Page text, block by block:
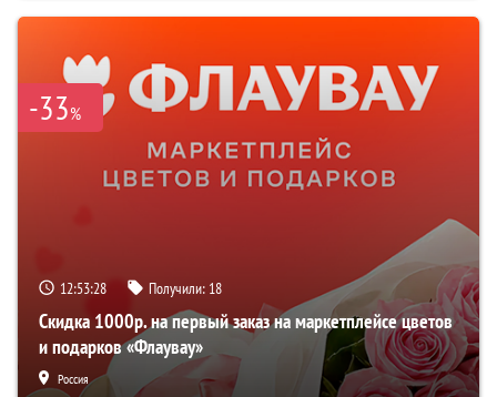
-33%
12:53:27 Получили: 18
Скидка 1000р. на первый заказ на маркетплейсе цветов
и подарков «Флаувау»
Россия